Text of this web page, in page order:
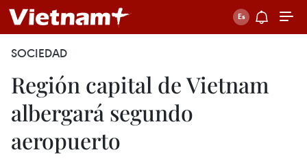
SOCIEDAD
Región capital de Vietnam
albergará segundo
aeropuerto